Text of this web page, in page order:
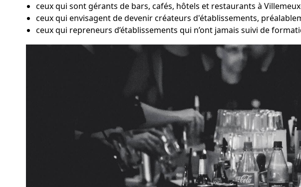
ceux qui sont gérants de bars, cafés, hôtels et restaurants à
ceux qui envisagent de devenir créateurs d'établissements,
ceux qui repreneurs d’établissements qui n’ont jamais suivi de